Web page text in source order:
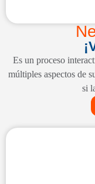
Es un proceso
múltiples aspectos de
si